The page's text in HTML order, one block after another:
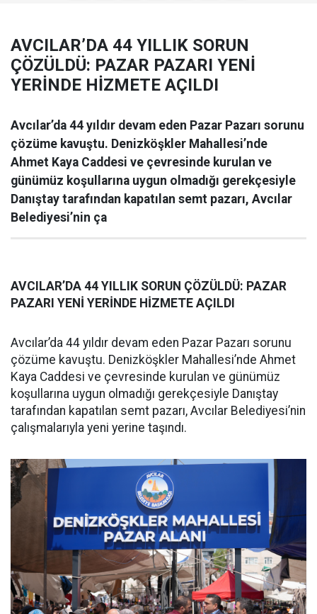
AVCILAR’DA 44 YILLIK SORUN
ÇÖZÜLDÜ: PAZAR PAZARI YENİ
YERİNDE HİZMETE AÇILDI
Avcılar’da 44 yıldır devam eden Pazar Pazarı sorunu
çözüme kavuştu. Denizköşkler Mahallesi’nde
Ahmet Kaya Caddesi ve çevresinde kurulan ve
günümüz koşullarına uygun olmadığı gerekçesiyle
Danıştay tarafından kapatılan semt pazarı, Avcılar
Belediyesi’nin ça
AVCILAR’DA 44 YILLIK SORUN ÇÖZÜLDÜ: PAZAR
PAZARI YENİ YERİNDE HİZMETE AÇILDI
Avcılar’da 44 yıldır devam eden Pazar Pazarı sorunu
çözüme kavuştu. Denizköşkler Mahallesi’nde Ahmet
Kaya Caddesi ve çevresinde kurulan ve günümüz
koşullarına uygun olmadığı gerekçesiyle Danıştay
tarafından kapatılan semt pazarı, Avcılar Belediyesi’nin
çalışmalarıyla yeni yerine taşındı.